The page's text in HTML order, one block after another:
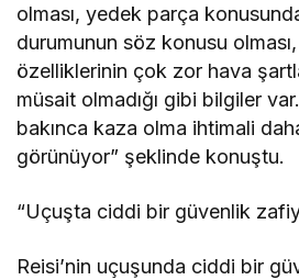
olması, yedek parça
durumunun söz konusu
özelliklerinin çok zor hava
müsait olmadığı gibi bilgiler
bakınca kaza olma ihtimali
görünüyor” şeklinde konuştu.
“Uçuşta ciddi bir güvenlik
Reisi’nin uçuşunda ciddi bir